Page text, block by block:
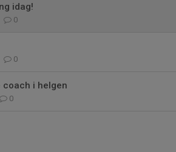
idag!
0
0
i helgen
0